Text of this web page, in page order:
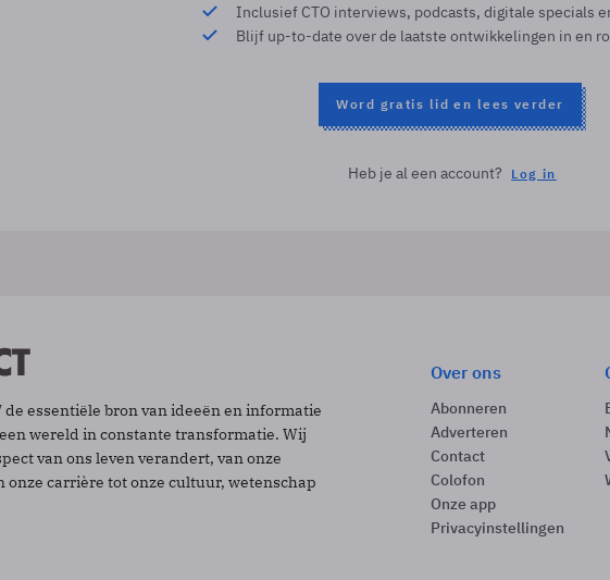
Inclusief CTO interviews, podcasts, digitale specials
Blijf up-to-date over de laatste ontwikkelingen in en
Word gratis lid en lees verder
Heb je al een account? Log in
de essentiële bron van ideeën en informatie
wereld in constante transformatie. Wij
van ons leven verandert, van onze
onze carrière tot onze cultuur, wetenschap
Over ons
Abonneren
Adverteren
Contact
Colofon
Onze app
Privacyinstellingen